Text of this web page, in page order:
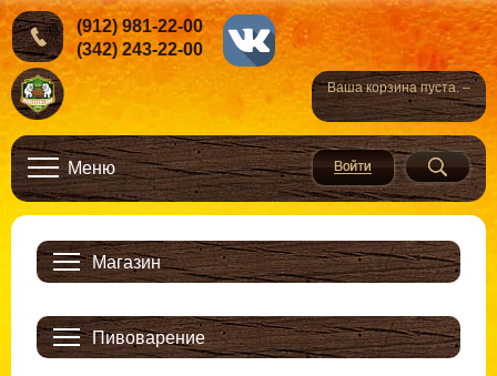
Ваша корзина пуста. –
(912) 981-22-00
(342) 243-22-00
Меню
Магазин
Пивоварение